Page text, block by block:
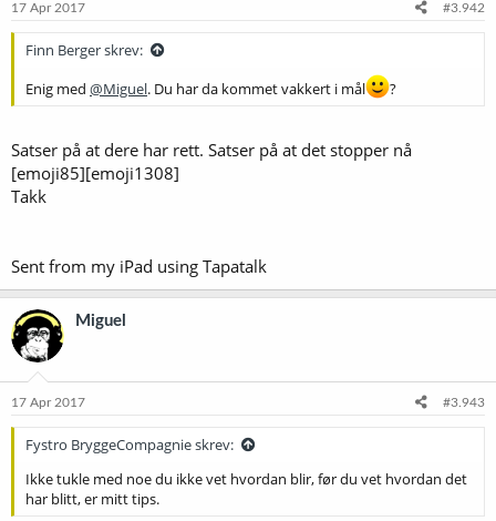
17 Apr 2017 #3.942
Finn Berger skrev:
Enig med @Miguel. Du har da kommet vakkert i mål ?
Satser på at dere har rett. Satser på at det stopper nå
[emoji85][emoji1308]
Takk
Sent from my iPad using Tapatalk
Miguel
17 Apr 2017 #3.943
Fystro BryggeCompagnie skrev:
Ikke tukle med noe du ikke vet hvordan blir, før du vet hvordan det
har blitt, er mitt tips.